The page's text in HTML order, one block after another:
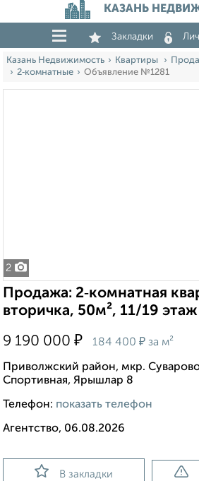
КАЗАНЬ
Закладки
Казань Недвижимость Квартиры
2‑комнатные
Объявление №1281
2
Продажа: 2‑комнатная
вторичка, 50м², 11/19 этаж
9 190 000 ₽ 184 400 ₽ за м²
Приволжский район, мкр.
Спортивная, Ярышлар 8
Телефон: показать телефон
Агентство, 06.08.2026
В закладки